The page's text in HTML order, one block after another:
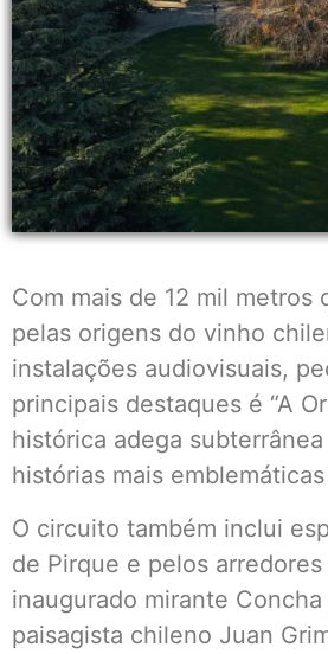
Com mais de 12 mil metros
pelas origens do vinho
instalações audiovisuais,
principais destaques é “A
histórica adega
histórias mais
O circuito também inclui
de Pirque e pelos
inaugurado mirante
paisagista chileno Juan